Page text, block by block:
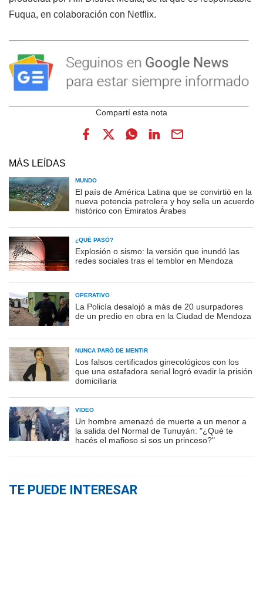
Fuqua, en colaboración con Netflix.
MÁS LEÍDAS
MUNDO
El país de América Latina que se convirtió en la
nueva potencia petrolera y hoy sella un acuerdo
histórico con Emiratos Árabes
¿QUÉ PASÓ?
Explosión o sismo: la versión que inundó las
redes sociales tras el temblor en Mendoza
OPERATIVO
La Policía desalojó a más de 20 usurpadores
de un predio en obra en la Ciudad de Mendoza
NUNCA PARÓ DE MENTIR
Los falsos certificados ginecológicos con los
que una estafadora serial logró evadir la prisión
domiciliaria
VIDEO
Un hombre amenazó de muerte a un menor a
la salida del Normal de Tunuyán: "¿Qué te
hacés el mafioso si sos un princeso?"
TE PUEDE INTERESAR